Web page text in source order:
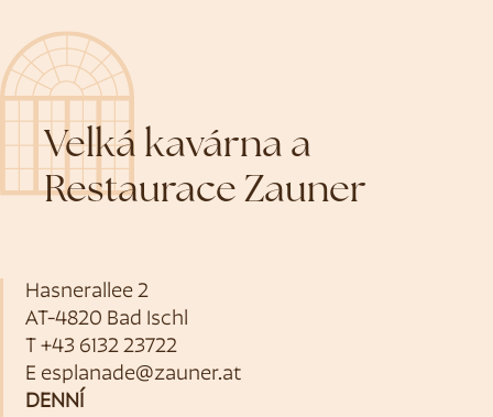
Velká kavárna a
Restaurace Zauner
Hasnerallee 2
AT-4820 Bad Ischl
T +43 6132 23722
E esplanade@zauner.at
DENNÍ